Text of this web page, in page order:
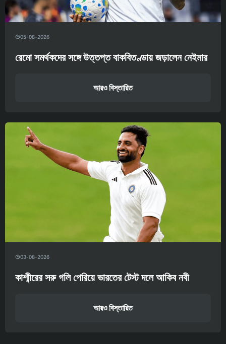
05-08-2026
রেমো সমর্থকদের সঙ্গে উত্তপ্ত বাকবিতণ্ডায় জড়ালেন নেইমার
আরও বিস্তারিত
03-08-2026
কাশ্মীরের সরু গলি পেরিয়ে ভারতের টেস্ট দলে আকিব নবী
আরও বিস্তারিত